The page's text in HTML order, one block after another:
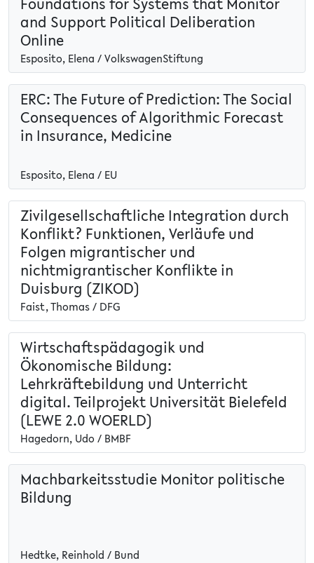
and Support Political Deliberation
Online
Esposito, Elena / VolkswagenStiftung
ERC: The Future of Prediction: The Social
Consequences of Algorithmic Forecast
in Insurance, Medicine
Esposito, Elena / EU
Zivilgesellschaftliche Integration durch
Konflikt? Funktionen, Verläufe und
Folgen migrantischer und
nichtmigrantischer Konflikte in
Duisburg (ZIKOD)
Faist, Thomas / DFG
Wirtschaftspädagogik und
Ökonomische Bildung:
Lehrkräftebildung und Unterricht
digital. Teilprojekt Universität Bielefeld
(LEWE 2.0 WOERLD)
Hagedorn, Udo / BMBF
Machbarkeitsstudie Monitor politische
Bildung
Hedtke, Reinhold / Bund